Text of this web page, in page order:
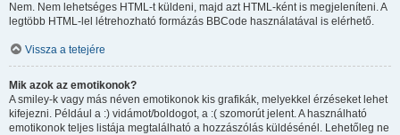
Nem. Nem lehetséges HTML-t küldeni, majd azt HTML-ként is megjeleníteni. A
legtöbb HTML-lel létrehozható formázás BBCode használatával is elérhető.
Vissza a tetejére
Mik azok az emotikonok?
A smiley-k vagy más néven emotikonok kis grafikák, melyekkel érzéseket lehet
kifejezni. Például a :) vidámot/boldogot, a :( szomorút jelent. A használható
emotikonok teljes listája megtalálható a hozzászólás küldésénél. Lehetőleg ne